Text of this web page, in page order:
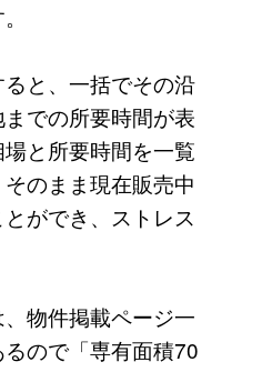
と、一括でその沿
での所要時間が表
と所要時間を一覧
のまま現在販売中
ができ、ストレス
物件掲載ページ一
ので「専有面積70